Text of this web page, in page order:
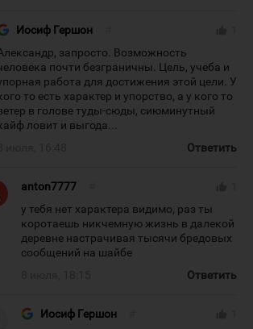
Иосиф Гершон
запросто. Возможность
почти безграничны. Цель, учеба и
работа для достижения этой цели. У
то есть характер и упорство, а у кого то
в голове туды-сюды, сиюминутный
ловит и выгода...
Ответить
anton7777
у тебя нет характера видимо, раз ты
коротаешь никчемную жизнь в далекой
деревне настрачивая тысячи бредовых
сообщений на шайбе
Ответить
Иосиф Гершон